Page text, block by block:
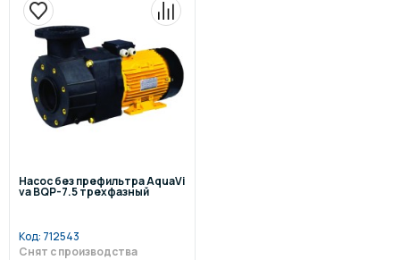
Насос без префильтра AquaVi
va BQP-7.5 трехфазный
Код: 712543
Снят с производства